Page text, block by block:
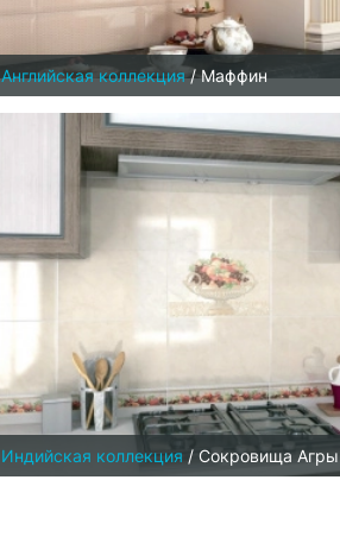
Английская коллекция / Маффин
Индийская коллекция / Сокровища Агры